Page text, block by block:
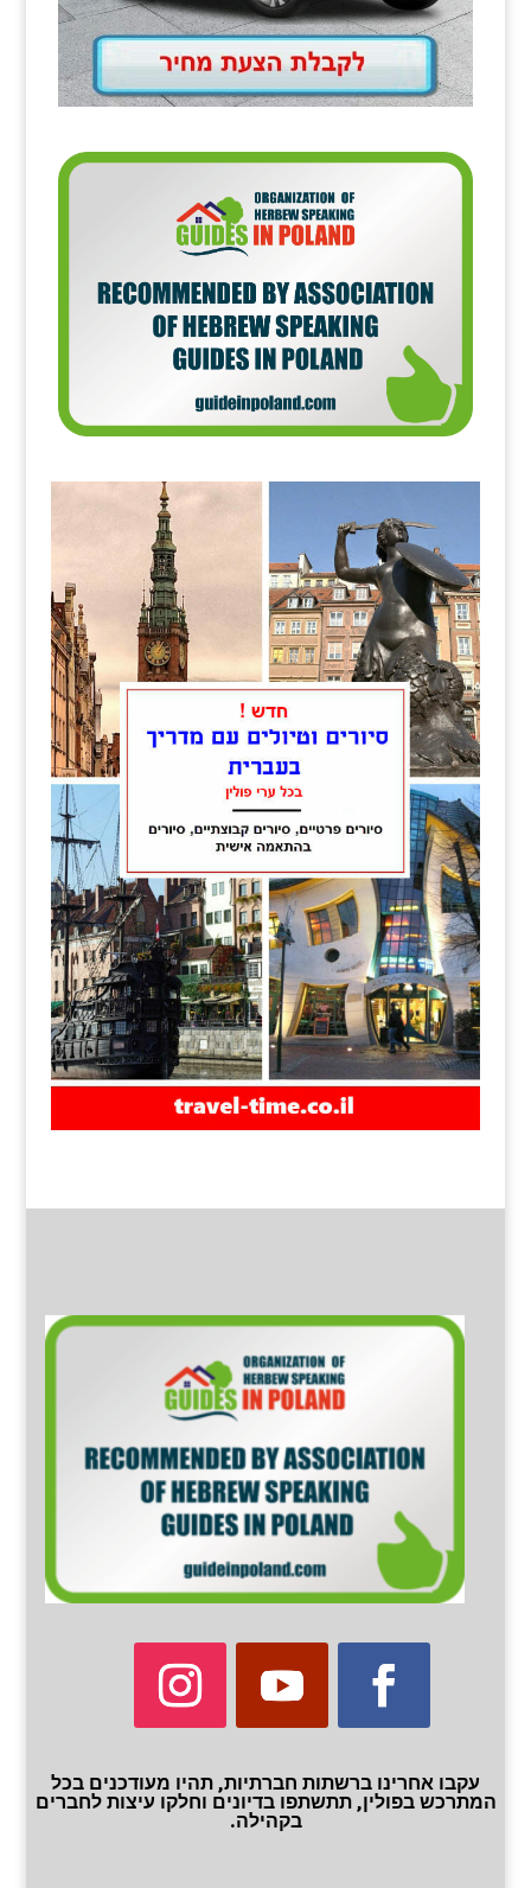
עקבו אחרינו ברשתות חברתיות, תהיו מעודכנים בכל
המתרכש בפולין, תתשתפו בדיונים וחלקו עיצות לחברים
בקהילה.